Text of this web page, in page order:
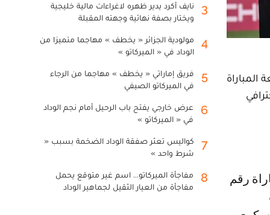
لمتابعة المباراة
3
نايف أكرد يدير ظهره لاغراءات مالية خليجية
ويختار بصفة نهائية وجهته المقبلة
4
مولودية الجزائر « يخطف » مهاجما متميزا من
الوداد في « الميركاتو »
5
فريق إماراتي « يخطف » مهاجما من الرجاء
في الميركاتو الصيفي
6
عرض خارجي يفتح باب الرحيل أمام نجم الوداد
في « الميركاتو »
7
كواليس تعثر صفقة الوداد الضخمة بسبب «
شرط واحد »
8
مفاجأة الميركاتو... اسم غير متوقع يحمل
مفاجأة من العيار الثقيل لجماهير الوداد